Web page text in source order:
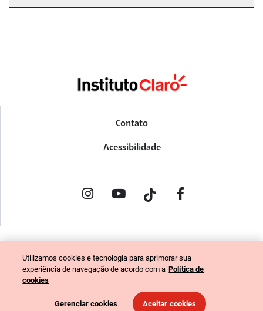
Contato
Acessibilidade
PORTAL DE DENÚNCIAS
CÓDIGO DE ÉTICA (COLABORADORES)
Utilizamos cookies e tecnologia para aprimorar sua
experiência de navegação de acordo com a Política de
cookies
Gerenciar cookies Aceitar cookies